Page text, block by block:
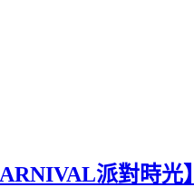
派對時光】